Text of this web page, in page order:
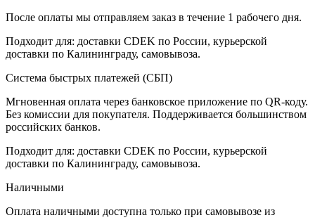
После оплаты мы отправляем заказ в течение 1 рабочего дня.
Подходит для: доставки CDEK по России, курьерской
доставки по Калининграду, самовывоза.
Система быстрых платежей (СБП)
Мгновенная оплата через банковское приложение по QR-коду.
Без комиссии для покупателя. Поддерживается большинством
российских банков.
Подходит для: доставки CDEK по России, курьерской
доставки по Калининграду, самовывоза.
Наличными
Оплата наличными доступна только при самовывозе из